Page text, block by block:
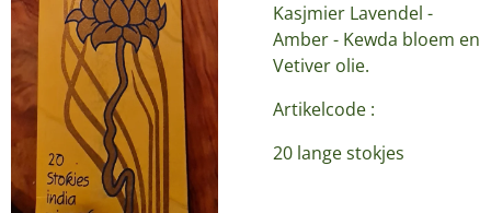
Kasjmier Lavendel -
Amber - Kewda bloem en
Vetiver olie.
Artikelcode :
20 lange stokjes